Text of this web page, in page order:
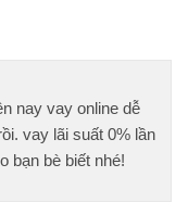
nay vay online dễ
vay lãi suất 0% lần
bạn bè biết nhé!